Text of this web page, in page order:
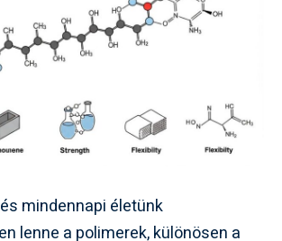
mindennapi életünk
lenne a polimerek, különösen a